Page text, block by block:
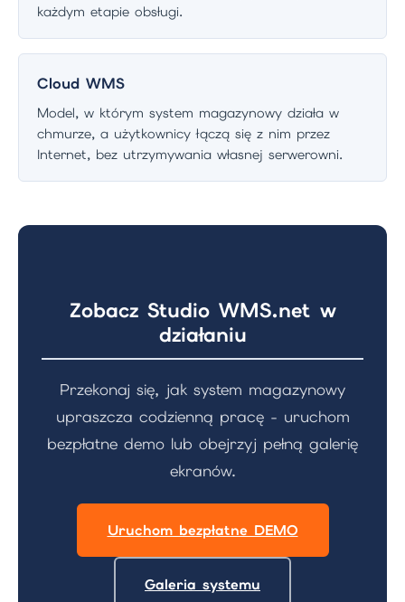
każdym etapie obsługi.
Cloud WMS
Model, w którym system magazynowy działa w
chmurze, a użytkownicy łączą się z nim przez
Internet, bez utrzymywania własnej serwerowni.
Zobacz Studio WMS.net w
działaniu
Przekonaj się, jak system magazynowy
upraszcza codzienną pracę - uruchom
bezpłatne demo lub obejrzyj pełną galerię
ekranów.
Uruchom bezpłatne DEMO
Galeria systemu